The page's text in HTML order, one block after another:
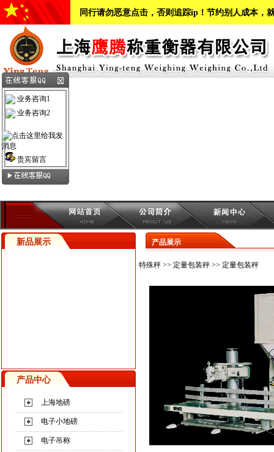
同行请勿恶意点击，否则追踪ip！节约别人成本，
本站
新品展示
产品中心
上海地磅
电子小地磅
电子吊称
产品展示
特殊秤 >> 定量包装秤 >> 定量包装秤
业务咨询1
业务咨询2
贵宾留言